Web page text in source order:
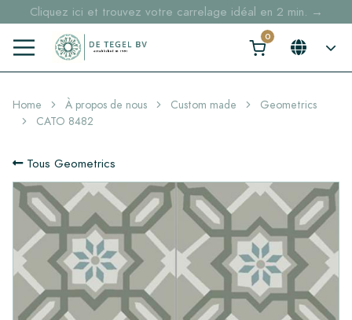
Cliquez ici et trouvez votre carrelage idéal en 2 min. →
Home À propos de nous Custom made
Geometrics
CATO 8482
Tous Geometrics